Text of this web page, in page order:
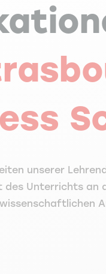
unserer
Unterrichts an